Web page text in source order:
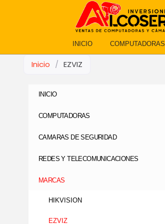
INICIO COMPUTADORAS
Inicio / EZVIZ
INICIO
COMPUTADORAS
CAMARAS DE SEGURIDAD
REDES Y TELECOMUNICACIONES
MARCAS
HIKVISION
EZVIZ